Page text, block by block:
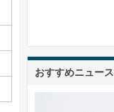
おすすめニュース